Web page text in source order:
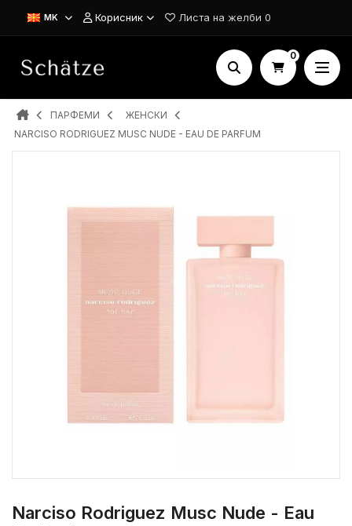
MK Корисник Листа на желби 0
0
ПАРФЕМИ
ЖЕНСКИ
NARCISO RODRIGUEZ MUSC NUDE - EAU DE PARFUM
Narciso Rodriguez Musc Nude - Eau